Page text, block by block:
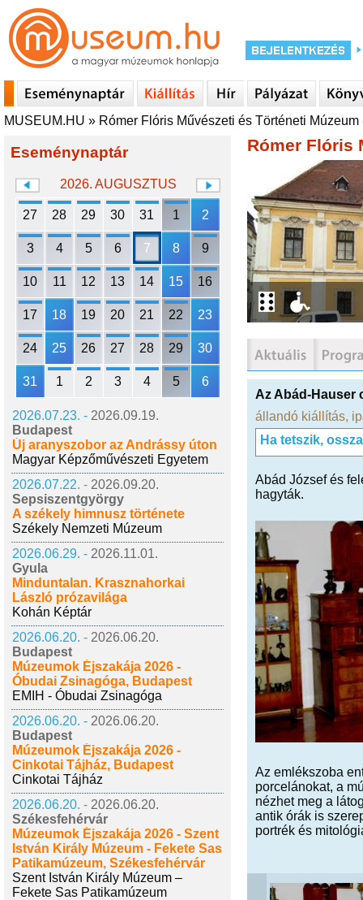
MUSEUM.HU » Rómer Flóris Művészeti és Történeti Múzeum
Eseménynaptár
2026. AUGUSZTUS
27 28 29 30 31 1 2
3 4 5 6 7 8 9
10 11 12 13 14 15 16
17 18 19 20 21 22 23
24 25 26 27 28 29 30
31 1 2 3 4 5 6
2026.07.23. - 2026.09.19.
Budapest
Új aranyszobor az Andrássy úton
Magyar Képzőművészeti Egyetem
2026.07.22. - 2026.09.20.
Sepsiszentgyörgy
A székely himnusz története
Székely Nemzeti Múzeum
2026.06.29. - 2026.11.01.
Gyula
Minduntalan. Krasznahorkai
László prózavilága
Kohán Képtár
2026.06.20. - 2026.06.20.
Budapest
Múzeumok Éjszakája 2026 -
Óbudai Zsinagóga, Budapest
EMIH - Óbudai Zsinagóga
2026.06.20. - 2026.06.20.
Budapest
Múzeumok Éjszakája 2026 -
Cinkotai Tájház, Budapest
Cinkotai Tájház
2026.06.20. - 2026.06.20.
Székesfehérvár
Múzeumok Éjszakája 2026 - Szent
István Király Múzeum - Fekete Sas
Patikamúzeum, Székesfehérvár
Szent István Király Múzeum –
Fekete Sas Patikamúzeum
Rómer Flóris
Az Abád-Hauser
állandó kiállítás,
Ha tetszik,
Abád József és
hagyták.
Az emlékszoba
porcelánokat, a
nézhet meg a
antik órák is
portrék és